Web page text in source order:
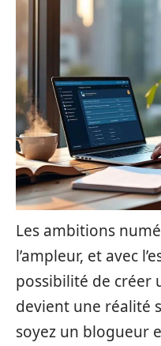
Les ambitions
l’ampleur, et avec
possibilité de créer
devient une réalité
soyez un blogueur